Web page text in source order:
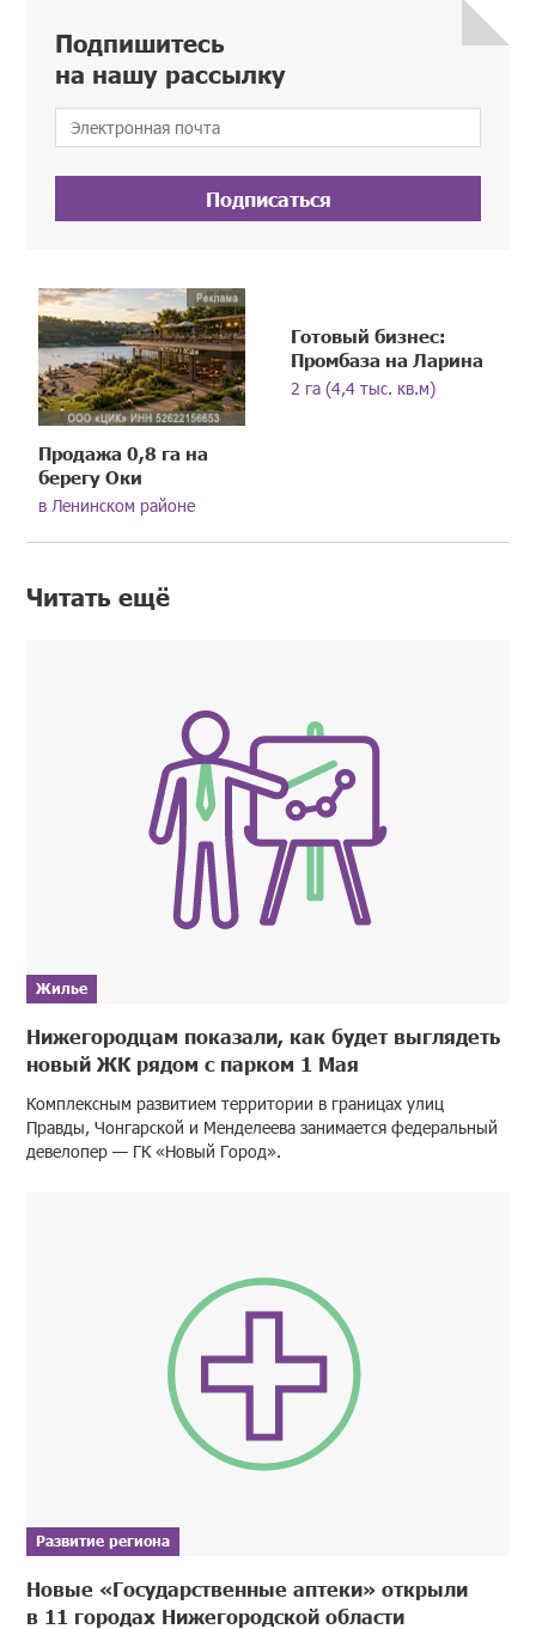
Подпишитесь
на нашу рассылку
Подписаться
Продажа 0,8 га на
берегу Оки
в Ленинском районе
Готовый бизнес:
Промбаза на Ларина
2 га (4,4 тыс. кв.м)
Читать ещё
Жилье
Нижегородцам показали, как будет выглядеть
новый ЖК рядом с парком 1 Мая
Комплексным развитием территории в границах улиц
Правды, Чонгарской и Менделеева занимается федеральный
девелопер — ГК «Новый Город».
Развитие региона
Новые «Государственные аптеки» открыли
в 11 городах Нижегородской области